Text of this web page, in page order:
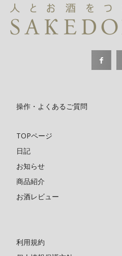
操作・よくあるご質問
TOPページ
日記
お知らせ
商品紹介
お酒レビュー
利用規約